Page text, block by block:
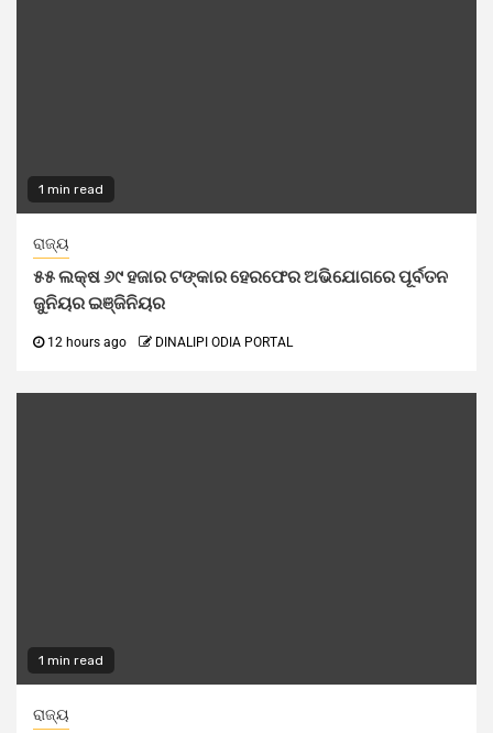
1 min read
ରାଜ୍ୟ
୫୫ ଲକ୍ଷ ୬୯ ହଜାର ଟଙ୍କାର ହେରଫେର ଅଭିଯୋଗରେ ପୂର୍ବତନ
ଜୁନିୟର ଇଞ୍ଜିନିୟର
12 hours ago DINALIPI ODIA PORTAL
1 min read
ରାଜ୍ୟ